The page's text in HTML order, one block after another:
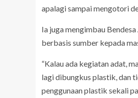
apalagi sampai mengotori
Ia juga mengimbau
berbasis sumber kepada
“Kalau ada kegiatan adat,
lagi dibungkus plastik, dan
penggunaan plastik sekali